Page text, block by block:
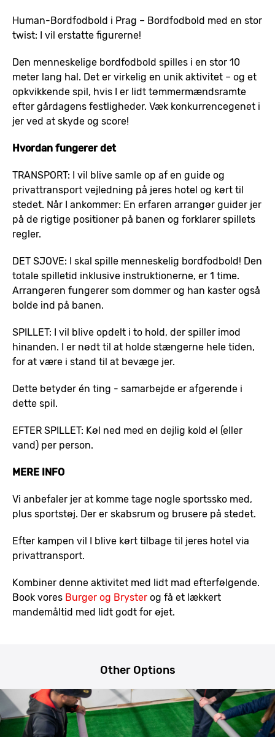
Human-Bordfodbold i Prag – Bordfodbold med en stor
twist: I vil erstatte figurerne!
Den menneskelige bordfodbold spilles i en stor 10
meter lang hal. Det er virkelig en unik aktivitet – og et
opkvikkende spil, hvis I er lidt tømmermændsramte
efter gårdagens festligheder. Væk konkurrencegenet i
jer ved at skyde og score!
Hvordan fungerer det
TRANSPORT: I vil blive samle op af en guide og
privattransport vejledning på jeres hotel og kørt til
stedet. Når I ankommer: En erfaren arrangør guider jer
på de rigtige positioner på banen og forklarer spillets
regler.
DET SJOVE: I skal spille menneskelig bordfodbold! Den
totale spilletid inklusive instruktionerne, er 1 time.
Arrangøren fungerer som dommer og han kaster også
bolde ind på banen.
SPILLET: I vil blive opdelt i to hold, der spiller imod
hinanden. I er nødt til at holde stængerne hele tiden,
for at være i stand til at bevæge jer.
Dette betyder én ting - samarbejde er afgørende i
dette spil.
EFTER SPILLET: Køl ned med en dejlig kold øl (eller
vand) per person.
MERE INFO
Vi anbefaler jer at komme tage nogle sportssko med,
plus sportstøj. Der er skabsrum og brusere på stedet.
Efter kampen vil I blive kørt tilbage til jeres hotel via
privattransport.
Kombiner denne aktivitet med lidt mad efterfølgende.
Book vores Burger og Bryster og få et lækkert
mandemåltid med lidt godt for øjet.
Other Options